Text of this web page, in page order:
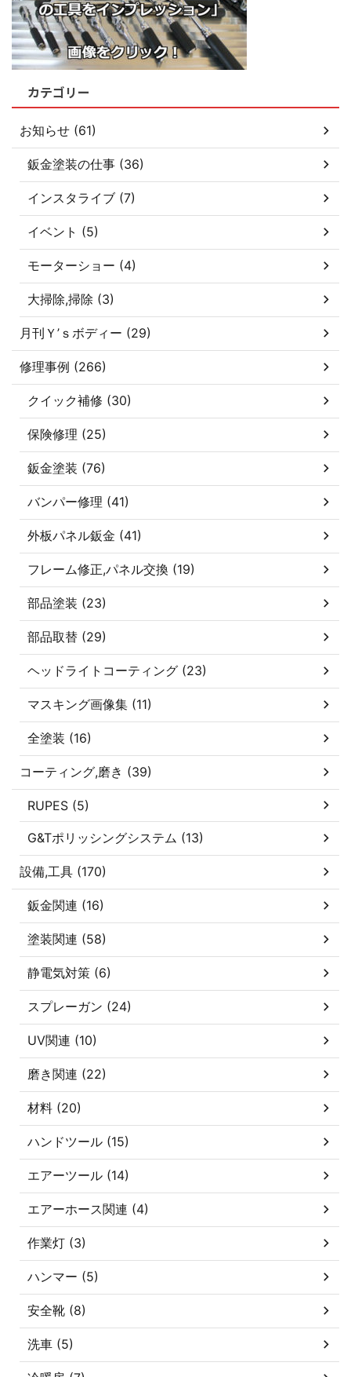
カテゴリー
お知らせ (61)
鈑金塗装の仕事 (36)
インスタライブ (7)
イベント (5)
モーターショー (4)
大掃除,掃除 (3)
月刊Ｙ’ｓボディー (29)
修理事例 (266)
クイック補修 (30)
保険修理 (25)
鈑金塗装 (76)
バンパー修理 (41)
外板パネル鈑金 (41)
フレーム修正,パネル交換 (19)
部品塗装 (23)
部品取替 (29)
ヘッドライトコーティング (23)
マスキング画像集 (11)
全塗装 (16)
コーティング,磨き (39)
RUPES (5)
G&Tポリッシングシステム (13)
設備,工具 (170)
鈑金関連 (16)
塗装関連 (58)
静電気対策 (6)
スプレーガン (24)
UV関連 (10)
磨き関連 (22)
材料 (20)
ハンドツール (15)
エアーツール (14)
エアーホース関連 (4)
作業灯 (3)
ハンマー (5)
安全靴 (8)
洗車 (5)